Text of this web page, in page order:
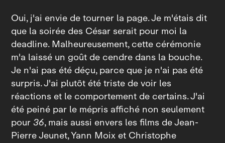
Oui, j'ai envie de tourner la page. Je m'étais dit
que la soirée des César serait pour moi la
deadline. Malheureusement, cette cérémonie
m'a laissé un goût de cendre dans la bouche.
Je n'ai pas été déçu, parce que je n'ai pas été
surpris. J'ai plutôt été triste de voir les
réactions et le comportement de certains. J'ai
été peiné par le mépris affiché non seulement
pour36, mais aussi envers les films de Jean-
Pierre Jeunet, Yann Moix et Christophe